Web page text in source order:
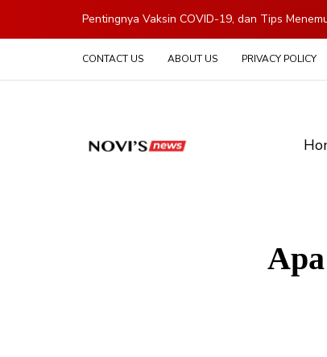
Pentingnya Vaksin COVID-19, dan Tips
CONTACT US ABOUT US PRIVACY POLICY